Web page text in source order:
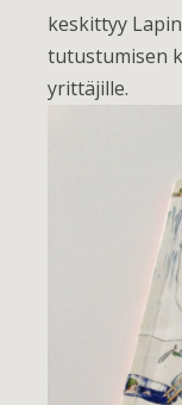
keskittyy
tutustumisen
yrittäjille.